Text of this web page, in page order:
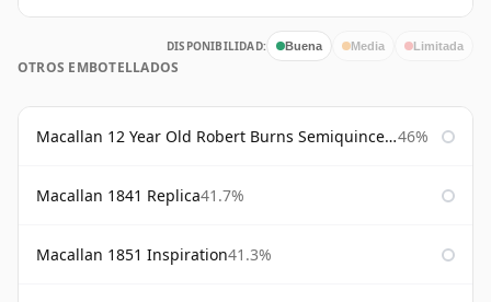
DISPONIBILIDAD: Buena Media Limitada
OTROS EMBOTELLADOS
Macallan 12 Year Old Robert Burns Semiquincentenary 46%
Macallan 1841 Replica41.7%
Macallan 1851 Inspiration41.3%